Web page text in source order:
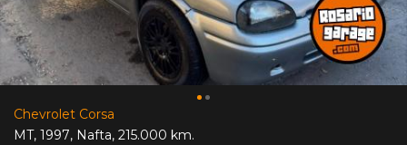
Chevrolet Corsa
MT, 1997, Nafta, 215.000 km.